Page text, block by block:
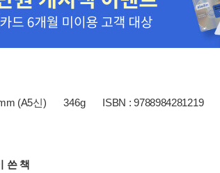
(A5신) 346g ISBN : 9788984281219
쓴 책